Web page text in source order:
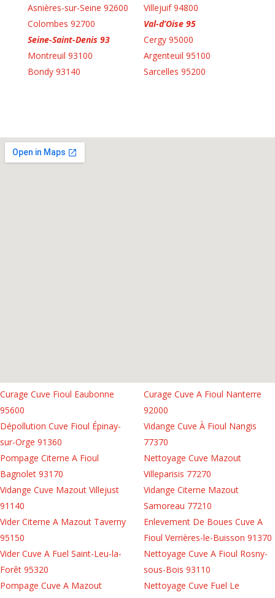
Asnières-sur-Seine 92600
Colombes 92700
Seine-Saint-Denis 93
Montreuil 93100
Bondy 93140
Villejuif 94800
Val-d’Oise 95
Cergy 95000
Argenteuil 95100
Sarcelles 95200
Curage Cuve Fioul Eaubonne
95600
Dépollution Cuve Fioul Épinay-
sur-Orge 91360
Pompage Citerne A Fioul
Bagnolet 93170
Vidange Cuve Mazout Villejust
91140
Vider Citerne A Mazout Taverny
95150
Vider Cuve A Fuel Saint-Leu-la-
Forêt 95320
Pompage Cuve A Mazout
Curage Cuve A Fioul Nanterre
92000
Vidange Cuve À Fioul Nangis
77370
Nettoyage Cuve Mazout
Villeparisis 77270
Vidange Citerne Mazout
Samoreau 77210
Enlevement De Boues Cuve A
Fioul Verrières-le-Buisson 91370
Nettoyage Cuve A Fioul Rosny-
sous-Bois 93110
Nettoyage Cuve Fuel Le